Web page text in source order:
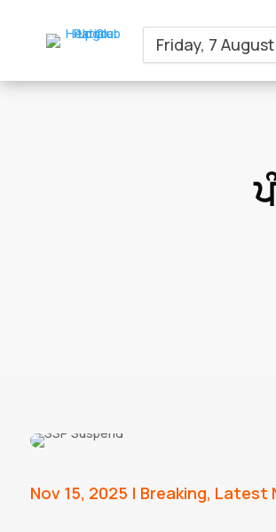
Friday, 7 August
Nov 15, 2025 | Breaking, Latest